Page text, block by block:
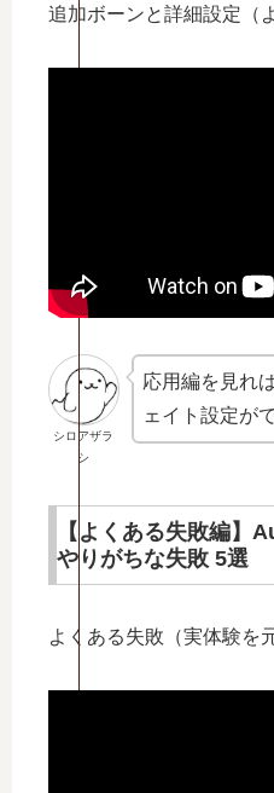
追加ボーンと詳細設定（
シロアザラ
シ
応用編を見れ
ェイト設定が
【よくある失敗編】
やりがちな失敗 5選
よくある失敗（実体験を